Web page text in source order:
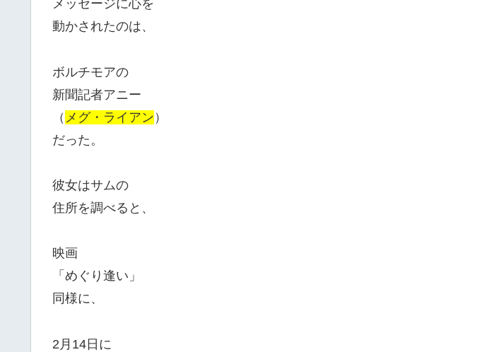
メッセージに心を
動かされたのは、
ボルチモアの
新聞記者アニー
（ メグ・ライアン ）
だった。
彼女はサムの
住所を調べると、
映画
「めぐり逢い」
同様に、
2月14日に